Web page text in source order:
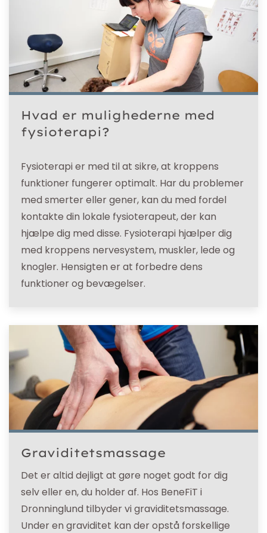
Hvad er mulighederne med
fysioterapi?
Fysioterapi er med til at sikre, at kroppens
funktioner fungerer optimalt. Har du problemer
med smerter eller gener, kan du med fordel
kontakte din lokale fysioterapeut, der kan
hjælpe dig med disse. Fysioterapi hjælper dig
med kroppens nervesystem, muskler, lede og
knogler. Hensigten er at forbedre dens
funktioner og bevægelser.
Graviditetsmassage
Det er altid dejligt at gøre noget godt for dig
selv eller en, du holder af. Hos BeneFiT i
Dronninglund tilbyder vi graviditetsmassage.
Under en graviditet kan der opstå forskellige